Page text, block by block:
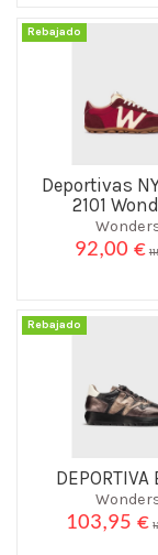
Rebajado
Deportivas
2101
92,00 €
Rebajado
DEPORTIVA
103,95 €